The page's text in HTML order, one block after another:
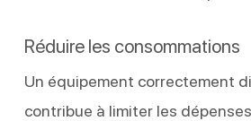
Réduire les consommations
Un équipement correctement
contribue à limiter les